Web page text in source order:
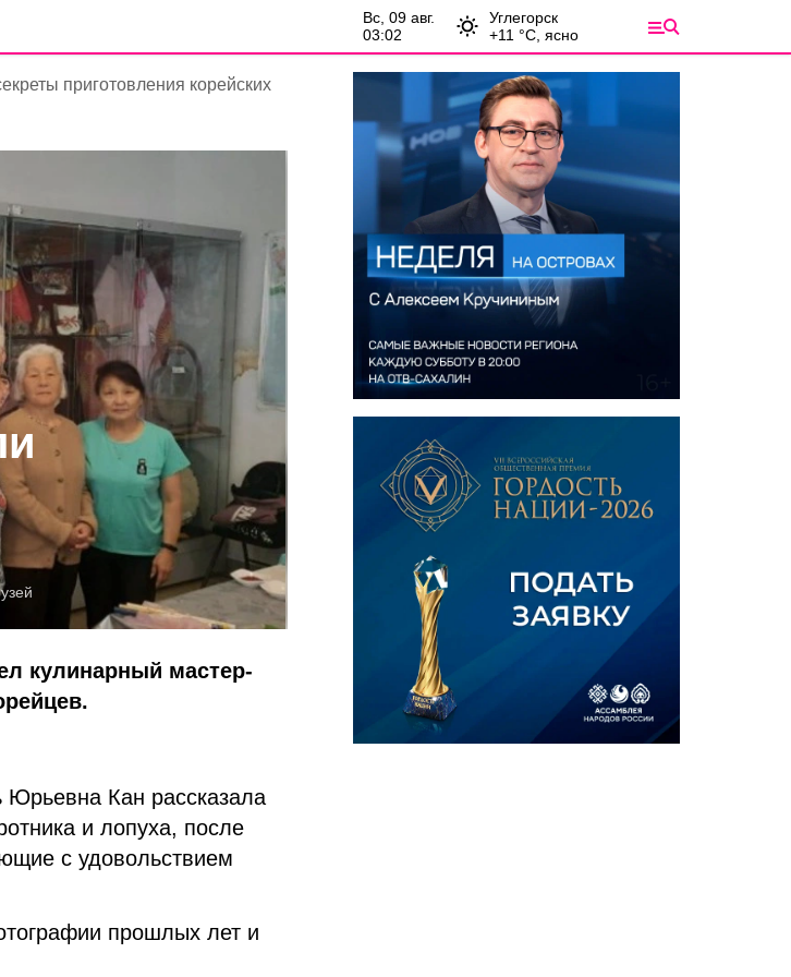
вс, 09 авг.
03:02
Углегорск
+11 °С, ясно
приготовления корейских
кулинарный мастер-
Юрьевна Кан рассказала
и лопуха, после
с удовольствием
прошлых лет и